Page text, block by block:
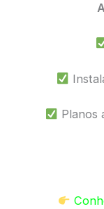
Planos